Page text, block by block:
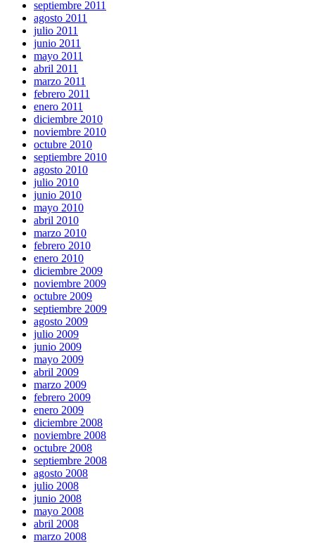
septiembre 2011
agosto 2011
julio 2011
junio 2011
mayo 2011
abril 2011
marzo 2011
febrero 2011
enero 2011
diciembre 2010
noviembre 2010
octubre 2010
septiembre 2010
agosto 2010
julio 2010
junio 2010
mayo 2010
abril 2010
marzo 2010
febrero 2010
enero 2010
diciembre 2009
noviembre 2009
octubre 2009
septiembre 2009
agosto 2009
julio 2009
junio 2009
mayo 2009
abril 2009
marzo 2009
febrero 2009
enero 2009
diciembre 2008
noviembre 2008
octubre 2008
septiembre 2008
agosto 2008
julio 2008
junio 2008
mayo 2008
abril 2008
marzo 2008